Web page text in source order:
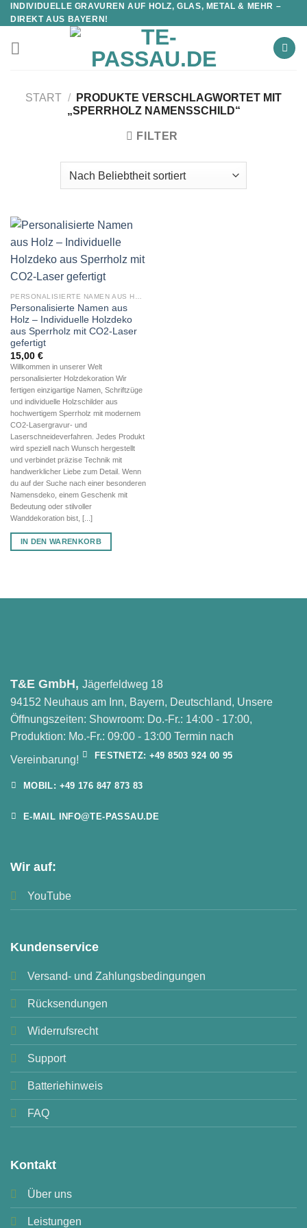
INDIVIDUELLE GRAVUREN AUF HOLZ, GLAS, METAL & MEHR –
DIREKT AUS BAYERN!
START /
PRODUKTE VERSCHLAGWORTET MIT
„SPERRHOLZ NAMENSSCHILD“
FILTER
Personalisierte Namen aus
Holz – Individuelle Holzdeko
aus Sperrholz mit CO2-Laser
gefertigt
15,00 €
Willkommen in unserer Welt
personalisierter Holzdekoration Wir
fertigen einzigartige Namen, Schriftzüge
und individuelle Holzschilder aus
hochwertigem Sperrholz mit modernem
CO2-Lasergravur- und
Laserschneideverfahren. Jedes Produkt
wird speziell nach Wunsch hergestellt
und verbindet präzise Technik mit
handwerklicher Liebe zum Detail. Wenn
du auf der Suche nach einer besonderen
Namensdeko, einem Geschenk mit
Bedeutung oder stilvoller
Wanddekoration bist, [...]
IN DEN WARENKORB
T&E GmbH, Jägerfeldweg 18
94152 Neuhaus am Inn, Bayern, Deutschland, Unsere
Öffnungszeiten: Showroom: Do.-Fr.: 14:00 - 17:00,
Produktion: Mo.-Fr.: 09:00 - 13:00 Termin nach
Vereinbarung!
FESTNETZ: +49 8503 924 00 95
MOBIL: +49 176 847 873 83
E-MAIL INFO@TE-PASSAU.DE
Wir auf:
YouTube
Kundenservice
Versand- und Zahlungsbedingungen
Rücksendungen
Widerrufsrecht
Support
Batteriehinweis
FAQ
Kontakt
Über uns
Leistungen